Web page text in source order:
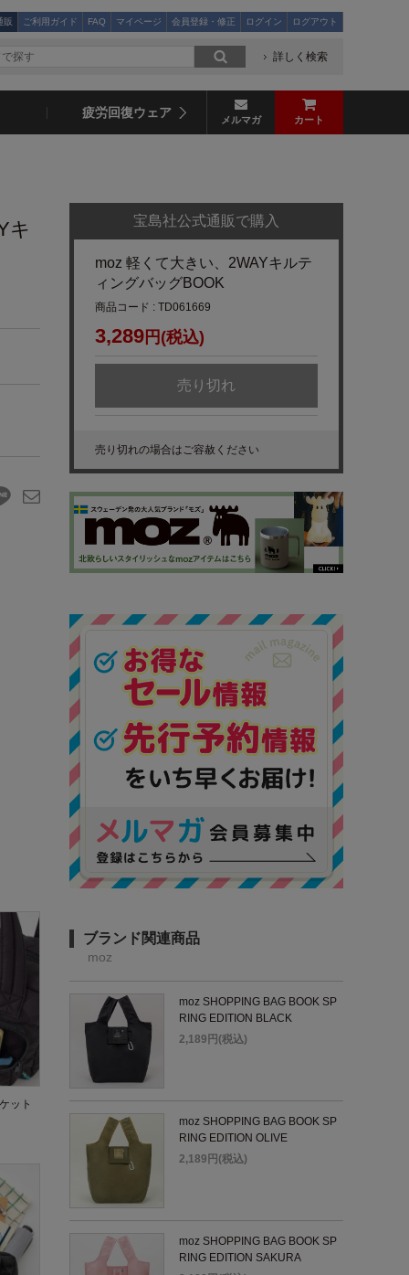
販 ご利用ガイド FAQ マイページ 会員登録・修正 ログイン ログアウト
詳しく検索
疲労回復ウェア メルマガ カート
キ
ット
宝島社公式通販で購入
moz 軽くて大きい、2WAYキルテ
ィングバッグBOOK
商品コード : TD061669
3,289 円(税込)
売り切れ
売り切れの場合はご容赦ください
ブランド関連商品
moz
moz SHOPPING BAG BOOK SP
RING EDITION BLACK
2,189円(税込)
moz SHOPPING BAG BOOK SP
RING EDITION OLIVE
2,189円(税込)
moz SHOPPING BAG BOOK SP
RING EDITION SAKURA